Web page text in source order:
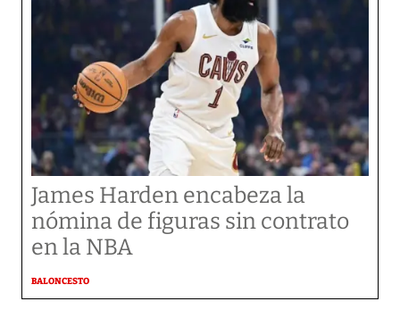
James Harden encabeza la
nómina de figuras sin contrato
en la NBA
BALONCESTO